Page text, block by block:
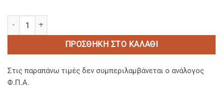
VANITY KIT aluminium-Σετ Oμορφιάς & Περιποιησης ποσότητα
ΠΡΟΣΘΉΚΗ ΣΤΟ ΚΑΛΆΘΙ
Στις παραπάνω τιμές δεν συμπεριλαμβάνεται ο ανάλογος
Φ.Π.Α.